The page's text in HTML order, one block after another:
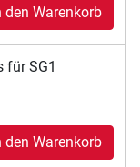
den Warenkorb
für SG1
den Warenkorb